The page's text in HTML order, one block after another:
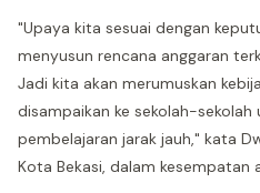
"Upaya kita sesuai dengan
menyusun rencana anggaran
Jadi kita akan merumuskan
disampaikan ke sekolah-
pembelajaran jarak jauh," kata
Kota Bekasi, dalam kesempatan